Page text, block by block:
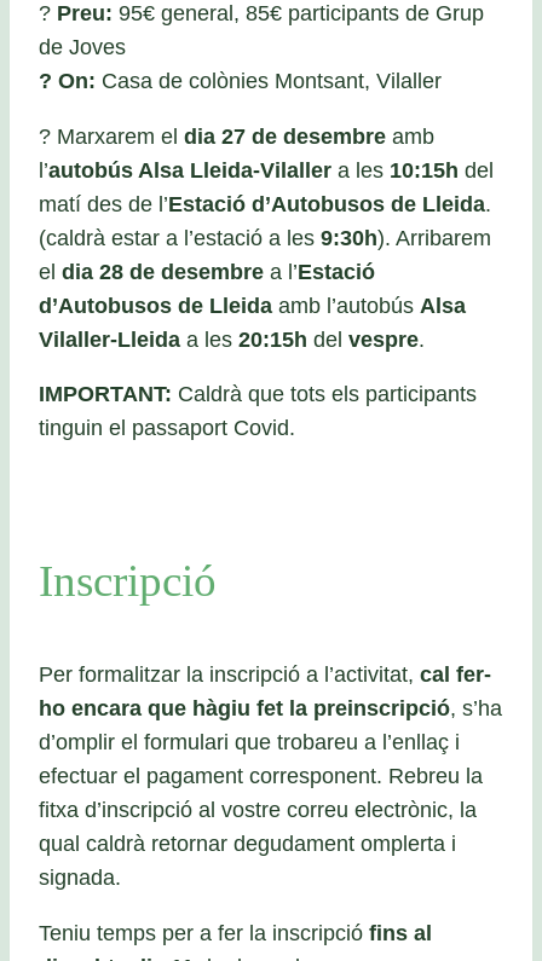
? Preu: 95€ general, 85€ participants de Grup
de Joves
? On: Casa de colònies Montsant, Vilaller
? Marxarem el dia 27 de desembre amb
l’autobús Alsa Lleida-Vilaller a les 10:15h del
matí des de l’Estació d’Autobusos de Lleida.
(caldrà estar a l’estació a les 9:30h). Arribarem
el dia 28 de desembre a l’Estació
d’Autobusos de Lleida amb l’autobús Alsa
Vilaller-Lleida a les 20:15h del vespre.
IMPORTANT: Caldrà que tots els participants
tinguin el passaport Covid.
Inscripció
Per formalitzar la inscripció a l’activitat, cal fer-
ho encara que hàgiu fet la preinscripció, s’ha
d’omplir el formulari que trobareu a l’enllaç i
efectuar el pagament corresponent. Rebreu la
fitxa d’inscripció al vostre correu electrònic, la
qual caldrà retornar degudament omplerta i
signada.
Teniu temps per a fer la inscripció fins al